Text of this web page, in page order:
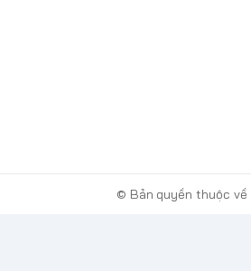
© Bản quyền thuộc về